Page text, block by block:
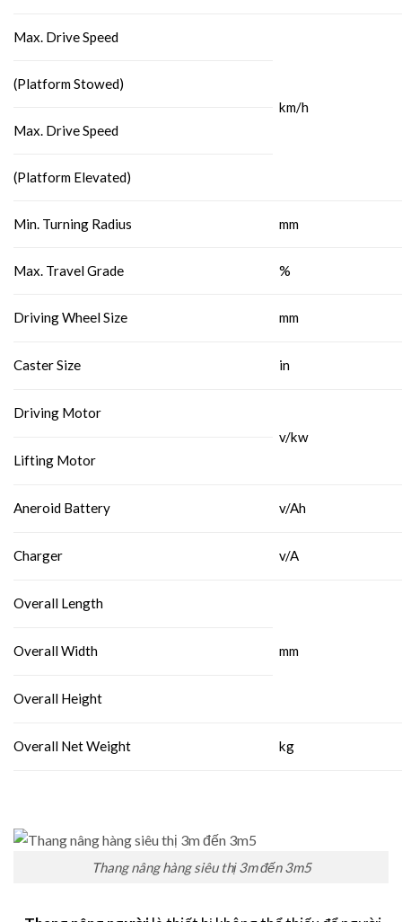
Max. Drive Speed
km/h
(Platform Stowed)
Max. Drive Speed
(Platform Elevated)
Min. Turning Radius mm
Max. Travel Grade %
Driving Wheel Size mm
Caster Size in
Driving Motor
v/kw
Lifting Motor
Aneroid Battery v/Ah
Charger v/A
Overall Length
mm
Overall Width
Overall Height
Overall Net Weight kg
Thang nâng hàng siêu thị 3m đến 3m5